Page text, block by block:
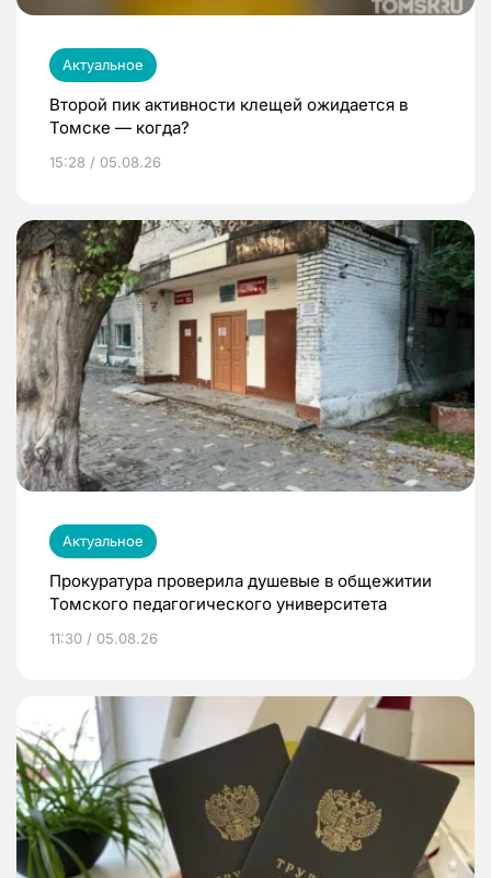
Актуальное
Второй пик активности клещей ожидается в
Томске — когда?
15:28 / 05.08.26
Актуальное
Прокуратура проверила душевые в общежитии
Томского педагогического университета
11:30 / 05.08.26